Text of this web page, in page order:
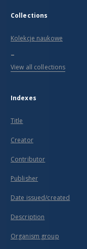
Collections
Kolekcje naukowe
...
View all collections
Indexes
Title
Creator
Contributor
Publisher
Date issued/created
Description
Organism group